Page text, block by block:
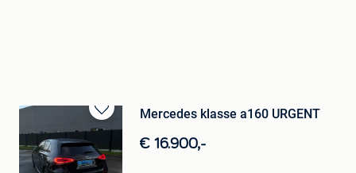
Bewaren
Mijn
Favorieten
Mercedes klasse a160 URGENT
€ 16.900,-